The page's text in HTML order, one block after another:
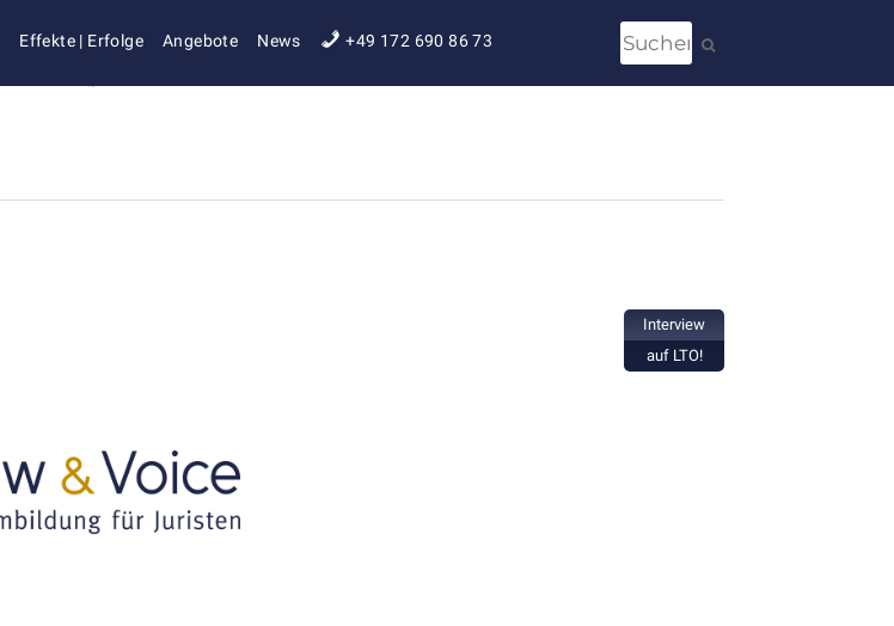
Effekte | Erfolge Angebote News +49 172 690 86 73
Interview
auf LTO!